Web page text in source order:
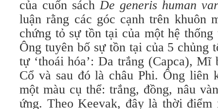
của cuốn sáchDe generis human
luận rằng các góc cạnh trên khuôn
chứng tỏ sự tồn tại của một hệ
Ông tuyên bố sự tồn tại của 5 chủng
tự ‘thoái hóa’: Da trắng (Capca),
Cổ và sau đó là châu Phi. Ông liên
một màu cụ thể: trắng, đồng, nâu
ứng. Theo Keevak, đây là thời điểm